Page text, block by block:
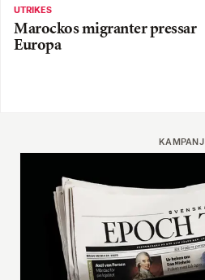
UTRIKES
Marockos migranter pressar
Europa
KAMPANJ